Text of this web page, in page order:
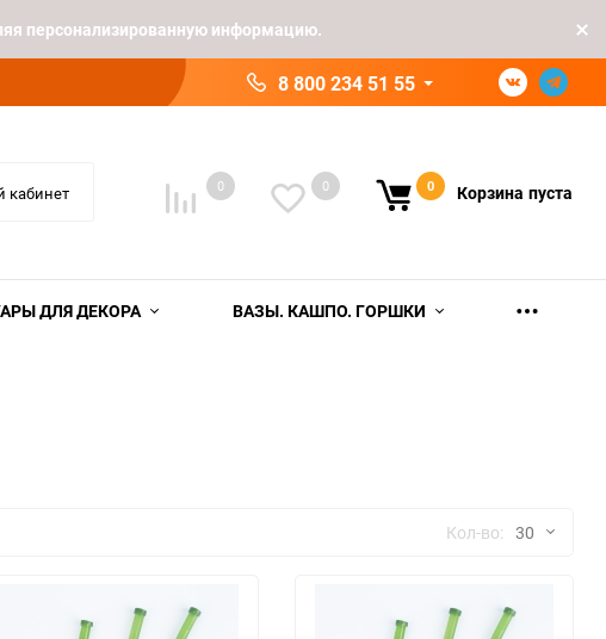
персонализированную информацию.
8 800 234 51 55
кабинет 0 0 0 Корзина пуста
ДЛЯ ДЕКОРА ВАЗЫ. КАШПО. ГОРШКИ
Кол-во: 30
30